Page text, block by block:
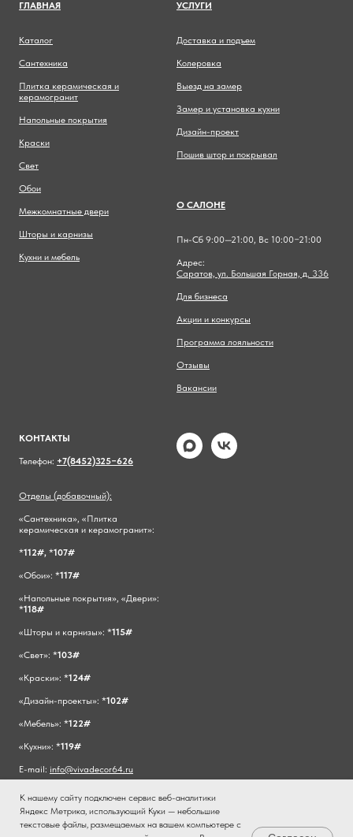
К нашему сайту подключен сервис веб-аналитики
Яндекс Метрика, использующий Куки — небольшие
текстовые файлы, размещаемых на вашем компьютере с
ГЛАВНАЯ
Каталог
Сантехника
Плитка керамическая и
керамогранит
Напольные покрытия
Краски
Свет
Обои
Межкомнатные двери
Шторы и карнизы
Кухни и мебель
УСЛУГИ
Доставка и подъем
Колеровка
Выезд на замер
Замер и установка кухни
Дизайн-проект
Пошив штор и покрывал
О САЛОНЕ
Пн-Сб 9:00—21:00, Вс 10:00−21:00
Адрес:
Саратов, ул. Большая Горная, д. 336
Для бизнеса
Акции и конкурсы
Программа лояльности
Отзывы
Вакансии
КОНТАКТЫ
Телефон: +7(8452)325−626
Отделы (добавочный):
«Сантехника», «Плитка
керамическая и керамогранит»:
*112#, *107#
«Обои»: *117#
«Напольные покрытия», «Двери»:
*118#
«Шторы и карнизы»: *115#
«Свет»: *103#
«Краски»: *124#
«Дизайн-проекты»: *102#
«Мебель»: *122#
«Кухни»: *119#
E-mail: info@vivadecor64.ru